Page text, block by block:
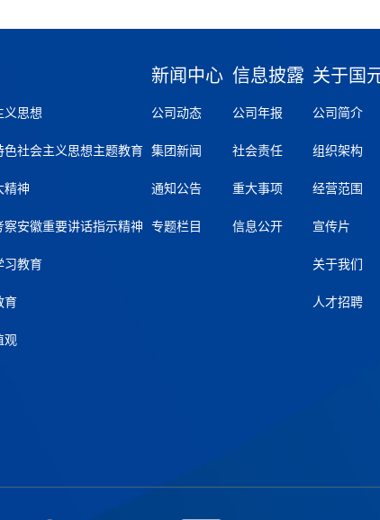
义思想
社会主义思想主题教育
精神
安徽重要讲话指示精神
习教育
育
观
新闻中心
公司动态
集团新闻
通知公告
专题栏目
信息披露
公司年报
社会责任
重大事项
信息公开
关于国
公司简介
组织架构
经营范围
宣传片
关于我们
人才招聘